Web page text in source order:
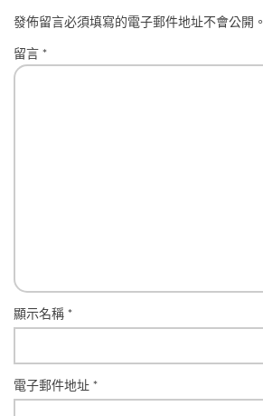
發佈留言必須填寫的電子郵件地址不會公開。
留言 *
顯示名稱 *
電子郵件地址 *